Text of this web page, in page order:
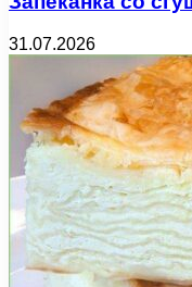
31.07.2026